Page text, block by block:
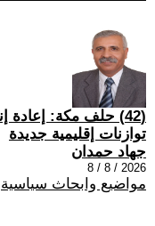
(42) حلف مكة: إعادة
توازنات إقليمية جديدة
جهاد حمدان
2026 / 8 / 8
مواضيع وابحاث سياسية